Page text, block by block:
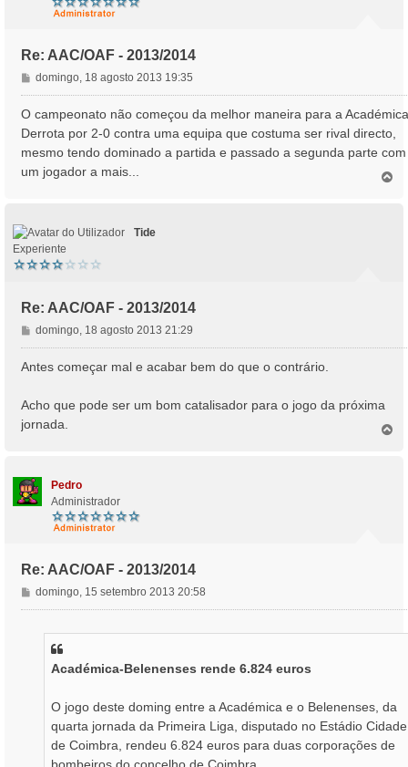
Re: AAC/OAF - 2013/2014
M
e
n
a
g
e
domingo, 18 agosto 2013 19:35
O campeonato não começou da melhor maneira para a
Derrota por 2-0 contra uma equipa que costuma ser rival directo,
mesmo tendo dominado a partida e passado a segunda parte com
um jogador a mais...
Tide
Experiente
Re: AAC/OAF - 2013/2014
M
e
n
g
e
domingo, 18 agosto 2013 21:29
Antes começar mal e acabar bem do que o contrário.
Acho que pode ser um bom catalisador para o jogo da próxima
jornada.
Pedro
Administrador
Re: AAC/OAF - 2013/2014
M
e
domingo, 15 setembro 2013 20:58
Académica-Belenenses rende 6.824 euros
O jogo deste doming entre a Académica e o Belenenses, da
quarta jornada da Primeira Liga, disputado no Estádio Cidade
de Coimbra, rendeu 6.824 euros para duas corporações de
bombeiros do concelho de Coimbra.